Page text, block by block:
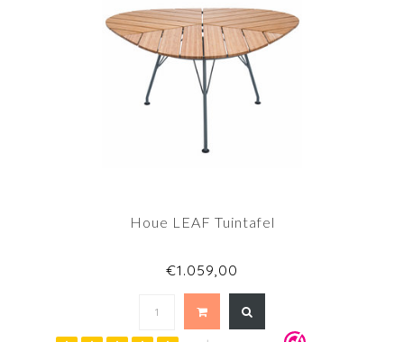
Houe LEAF Tuintafel
€1.059,00